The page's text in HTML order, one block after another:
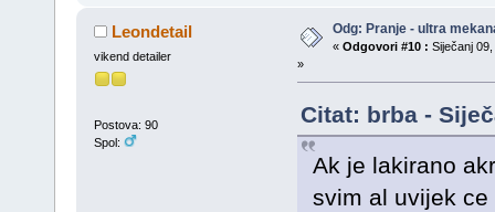
Leondetail
vikend detailer
Postova: 90
Spol:
Odg: Pranje - ultra
« Odgovori #10 : Siječanj
»
Citat: brba -
Ak je lakirano
svim al uvijek